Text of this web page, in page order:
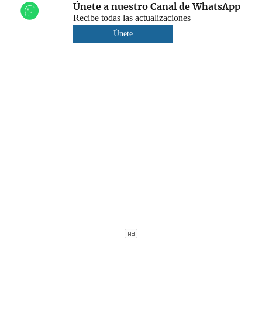
Únete a nuestro Canal de WhatsApp
Recibe todas las actualizaciones
Únete